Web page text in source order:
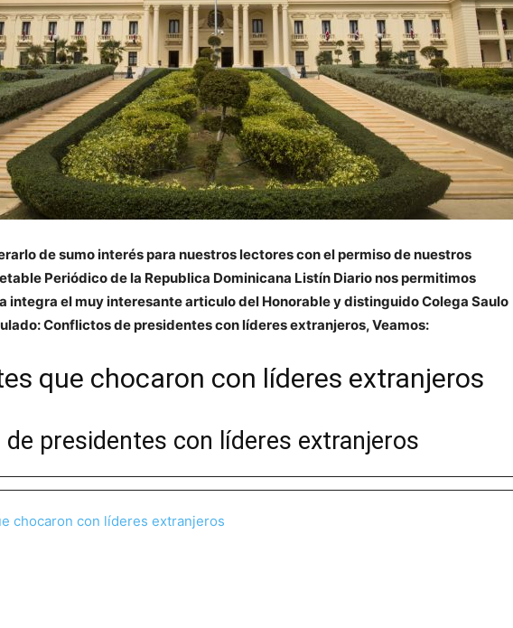
de sumo interés para nuestros lectores con el permiso de nuestros
Periódico de la Republica Dominicana Listín Diario nos permitimos
integra el muy interesante articulo del Honorable y distinguido Colega Saulo
Conflictos de presidentes con líderes extranjeros, Veamos:
que chocaron con líderes extranjeros
presidentes con líderes extranjeros